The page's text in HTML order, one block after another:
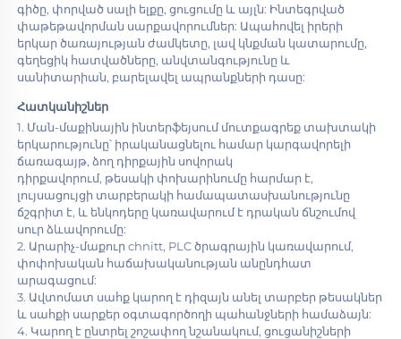
գիծը, փորված սալի ելքը, ցուցումը և այլն: Ինտեգրված
փաթեթավորման սարքավորումներ: Ապահովել իրերի
երկար ծառայության ժամկետը, լավ կնքման կատարումը,
գեղեցիկ հատվածները, անվտանգությունը և
սանիտարիան, բարելավել ապրանքների դասը:
Հատկանիշներ
1. Ման-մաքինային ինտերֆեյսում մուտքագրեք տախտակի
երկարությունը՝ իրականացնելու համար կարգավորելի
ճառագայթ, ձող դիրքային սովորակ
դիրքավորում, թեսակի փոխարինումը հարմար է,
լույսացույցի տարբերակի համապատասխանությունը
ճշգրիտ է, և ենկոդերը կառավարում է դրական ճնշումով
սուր ձևավորումը:
2. Արարիչ-մաքուր chnitt, PLC ծրագրային կառավարում,
փոփոխական հաճախականության անընդհատ
արագացում:
3. Ավտոմատ սահք կարող է դիզայն անել տարբեր թեսակներ
և սահքի սարքեր օգտագործողի պահանջների համաձայն:
4. Կարող է ընտրել շոշափող նշանակում, ցուցանիշների